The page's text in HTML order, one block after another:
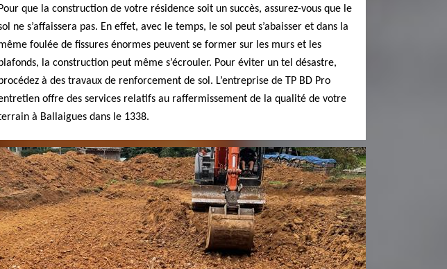
Pour que la construction de votre résidence soit un succès, assurez-vous que le
ne s’affaissera pas. En effet, avec le temps, le sol peut s’abaisser et dans la
foulée de fissures énormes peuvent se former sur les murs et les
la construction peut même s’écrouler. Pour éviter un tel désastre,
à des travaux de renforcement de sol. L’entreprise de TP BD Pro
offre des services relatifs au raffermissement de la qualité de votre
à Ballaigues dans le 1338.